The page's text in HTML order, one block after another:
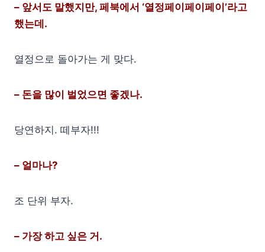
– 앞서도 말했지만, 페북에서 ‘열정페이페이페이’라고
했는데.
열정으로 돌아가는 게 맞다.
– 돈을 많이 벌었으면 좋겠나.
당연하지. 떼부자!!!
– 얼마나?
조 단위 부자.
– 가장 하고 싶은 거.